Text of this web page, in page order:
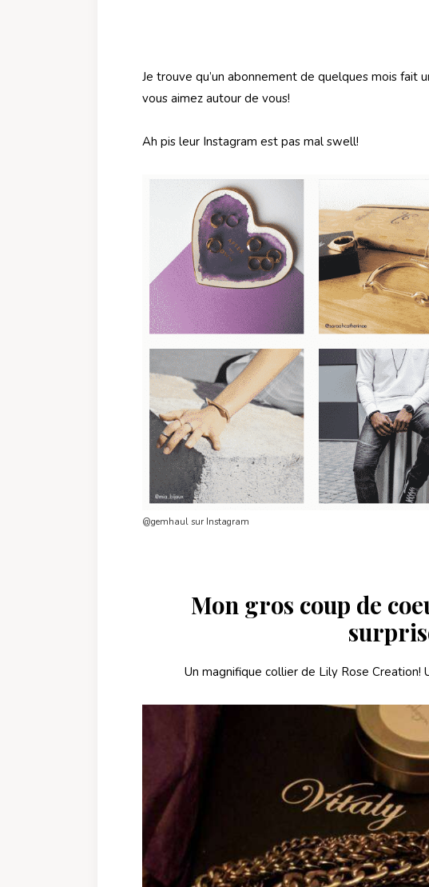
Je trouve qu’un abonnement de quelques mois fait
vous aimez autour de vous!
Ah pis leur Instagram est pas mal swell!
@gemhaul sur Instagram
Mon gros coup de
Un magnifique collier de Lily Rose Creation!